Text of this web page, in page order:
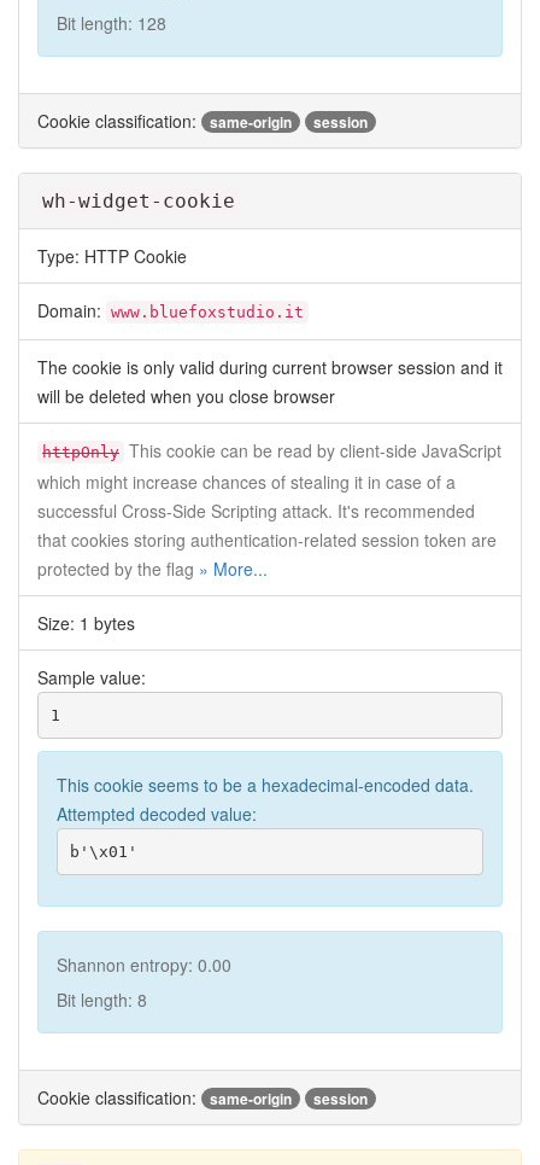
Bit length: 128
Cookie classification: same-origin session
wh-widget-cookie
Type: HTTP Cookie
Domain: www.bluefoxstudio.it
The cookie is only valid during current browser session and it
will be deleted when you close browser
httpOnly This cookie can be read by client-side JavaScript
which might increase chances of stealing it in case of a
successful Cross-Side Scripting attack. It's recommended
that cookies storing authentication-related session token are
protected by the flag » More...
Size: 1 bytes
Sample value:
1
This cookie seems to be a hexadecimal-encoded data.
Attempted decoded value:
b'\x01'
Shannon entropy: 0.00
Bit length: 8
Cookie classification: same-origin session